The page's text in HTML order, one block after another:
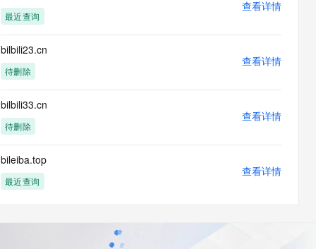
最近查询
查看详情
bilbili23.cn
待删除
查看详情
bilbili33.cn
待删除
查看详情
bileiba.top
最近查询
查看详情